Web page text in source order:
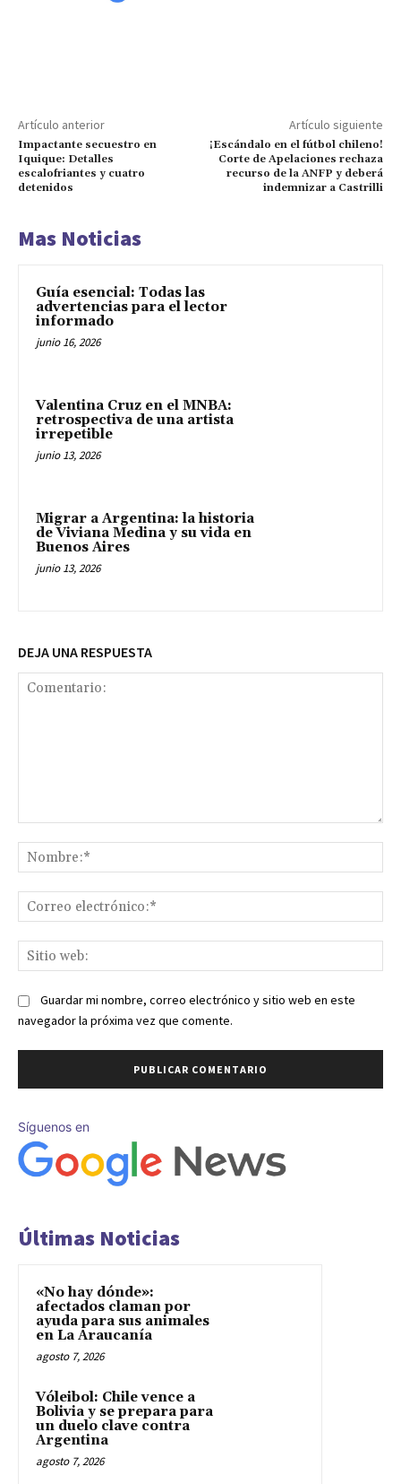
Artículo anterior
Impactante secuestro en
Iquique: Detalles
escalofriantes y cuatro
detenidos
Artículo siguiente
¡Escándalo en el fútbol chileno!
Corte de Apelaciones rechaza
recurso de la ANFP y deberá
indemnizar a Castrilli
Mas Noticias
Guía esencial: Todas las
advertencias para el lector
informado
junio 16, 2026
Valentina Cruz en el MNBA:
retrospectiva de una artista
irrepetible
junio 13, 2026
Migrar a Argentina: la historia
de Viviana Medina y su vida en
Buenos Aires
junio 13, 2026
DEJA UNA RESPUESTA
Guardar mi nombre, correo electrónico y sitio web en este
navegador la próxima vez que comente.
Síguenos en
Últimas Noticias
«No hay dónde»:
afectados claman por
ayuda para sus animales
en La Araucanía
agosto 7, 2026
Vóleibol: Chile vence a
Bolivia y se prepara para
un duelo clave contra
Argentina
agosto 7, 2026